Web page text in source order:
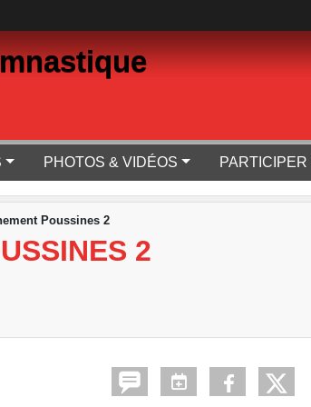
PHOTOS & VIDÉOS PARTICIPER
Poussines 2
2